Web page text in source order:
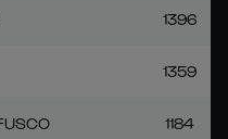
1396
1359
1184